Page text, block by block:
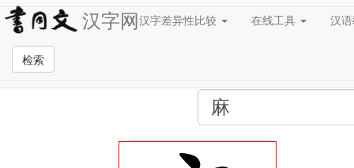
汉字网汉字差异性比较 在线工具 汉
检索
全站检索页面